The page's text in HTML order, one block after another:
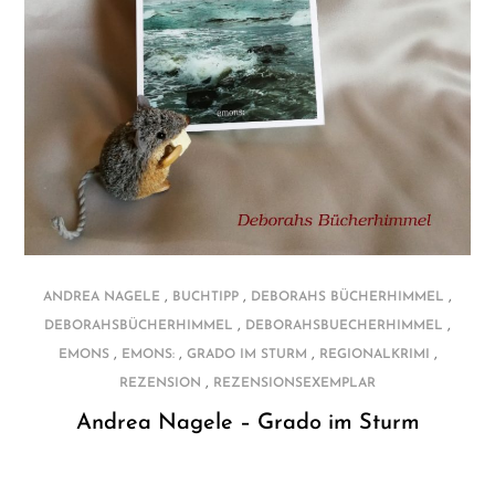
ANDREA NAGELE , BUCHTIPP , DEBORAHS BÜCHERHIMMEL ,
DEBORAHSBÜCHERHIMMEL , DEBORAHSBUECHERHIMMEL ,
EMONS, EMONS:, GRADO IM STURM , REGIONALKRIMI ,
REZENSION , REZENSIONSEXEMPLAR
Andrea Nagele – Grado im Sturm